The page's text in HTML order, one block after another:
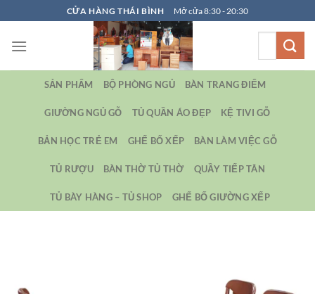
qua
nội
CỬA HÀNG THÁI BÌNH Mở cửa 8:30 - 20:30
SẢN PHẨM BỘ PHÒNG NGỦ BÀN TRANG ĐIỂM
GIƯỜNG NGỦ GỖ TỦ QUẦN ÁO ĐẸP KỆ TIVI GỖ
BẢN HỌC TRẺ EM GHẾ BỐ XẾP BÀN LÀM VIỆC GỖ
TỦ RƯỢU BÀN THỜ TỦ THỜ QUẦY TIẾP TÂN
TỦ BÀY HÀNG – TỦ SHOP GHẾ BỐ GIƯỜNG XẾP